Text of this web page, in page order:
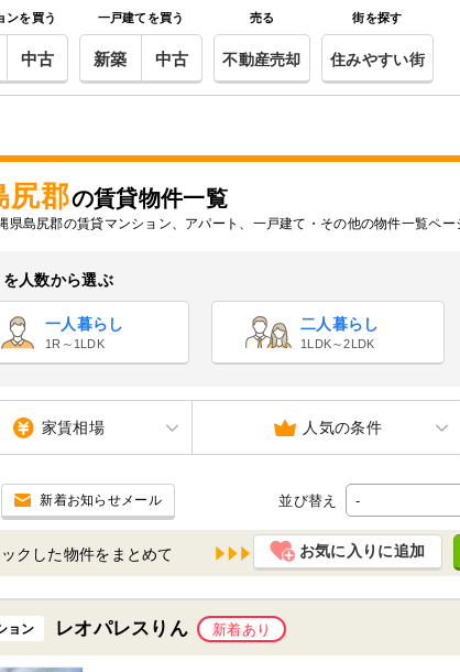
ンを買う
中古
一戸建てを買う
新築 中古
売る
不動産売却
街を探す
住みやすい街
尻郡の賃貸物件一覧
県島尻郡の賃貸マンション、アパート、一戸建て・その他の物件一覧ペー
を人数から選ぶ
一人暮らし
1R～1LDK
二人暮らし
1LDK～2LDK
家賃相場 人気の条件
新着お知らせメール 並び替え
クした物件を お気に入りに追加
ョン レオパレスりん 新着あり